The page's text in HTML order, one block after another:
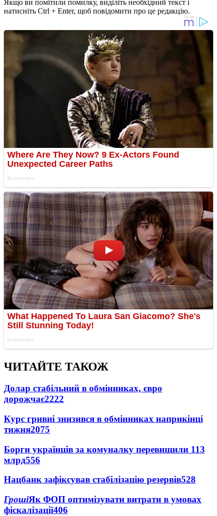
Якщо ви помітили помилку, виділіть необхідний текст і
натисніть Ctrl + Enter, щоб повідомити про це редакцію.
ЧИТАЙТЕ ТАКОЖ
Долар стабільний в обмінниках, євро
дорожчає2222
Курс гривні знизився в обмінниках наприкінці
тижня2075
Борги українців за комуналку перевищили 113
млрд556
Нацбанк зафіксував стабілізацію резервів528
ГрошіЯк ФОП оптимізувати витрати в умовах
фіскалізації406